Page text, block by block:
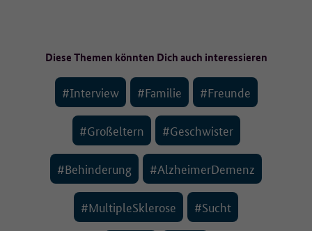
Diese Themen könnten Dich auch interessieren
#Interview #Familie #Freunde
#Großeltern #Geschwister
#Behinderung #AlzheimerDemenz
#MultipleSklerose #Sucht